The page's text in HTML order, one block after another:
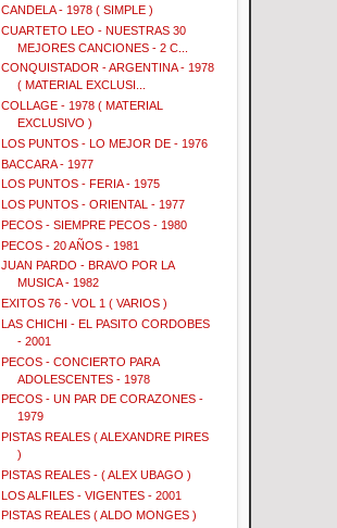
CANDELA - 1978 ( SIMPLE )
CUARTETO LEO - NUESTRAS 30
MEJORES CANCIONES - 2 C...
CONQUISTADOR - ARGENTINA - 1978
( MATERIAL EXCLUSI...
COLLAGE - 1978 ( MATERIAL
EXCLUSIVO )
LOS PUNTOS - LO MEJOR DE - 1976
BACCARA - 1977
LOS PUNTOS - FERIA - 1975
LOS PUNTOS - ORIENTAL - 1977
PECOS - SIEMPRE PECOS - 1980
PECOS - 20 AÑOS - 1981
JUAN PARDO - BRAVO POR LA
MUSICA - 1982
EXITOS 76 - VOL 1 ( VARIOS )
LAS CHICHI - EL PASITO CORDOBES
- 2001
PECOS - CONCIERTO PARA
ADOLESCENTES - 1978
PECOS - UN PAR DE CORAZONES -
1979
PISTAS REALES ( ALEXANDRE PIRES
)
PISTAS REALES - ( ALEX UBAGO )
LOS ALFILES - VIGENTES - 2001
PISTAS REALES ( ALDO MONGES )